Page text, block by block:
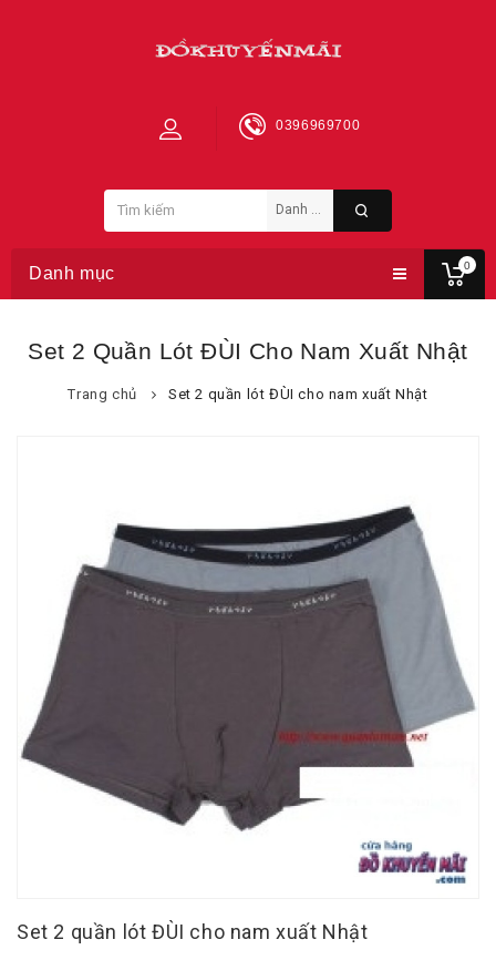
0
0396969700
Danh mục
Set 2 Quần Lót ĐÙI Cho Nam Xuất Nhật
Trang chủ Set 2 quần lót ĐÙI cho nam xuất Nhật
Set 2 quần lót ĐÙI cho nam xuất Nhật